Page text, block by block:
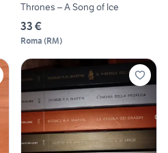
Thrones – A Song of Ice
33 €
Roma (RM)